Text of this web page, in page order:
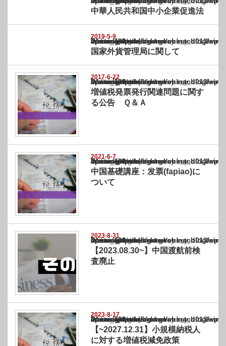
中華人民共和国中小企業促進法
2019-5-9
Warning
: Undefined array key "show_category" in
/home/netst/kuno-cpa.co.jp/public_html/china_blog/wp-content/themes/
on line183
国家外貨管理局に関して
2017-6-22
Warning
: Undefined array key "show_category" in
/home/netst/kuno-cpa.co.jp/public_html/china_blog/wp-content/themes/
on line183
増値税発票発行関連問題に関す
る公告 Ｑ＆Ａ
2021-6-7
Warning
: Undefined array key "show_category" in
/home/netst/kuno-cpa.co.jp/public_html/china_blog/wp-content/themes/
on line183
中国基礎講座：发票(fapiao)に
ついて
2023-8-31
Warning
: Undefined array key "show_category" in
/home/netst/kuno-cpa.co.jp/public_html/china_blog/wp-content/themes/
on line183
【2023.08.30~】中国渡航前検
査廃止
2023-8-17
Warning
: Undefined array key "show_category" in
/home/netst/kuno-cpa.co.jp/public_html/china_blog/wp-content/themes/
on line183
【~2027.12.31】小規模納税人
に対する増値税減免政策